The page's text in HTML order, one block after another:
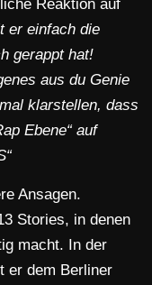
Reaktion auf
er einfach die
gerappt hat!
aus du Genie
klarstellen, dass
Ebene“ auf
Ansagen.
Stories, in denen
macht. In der
er dem Berliner